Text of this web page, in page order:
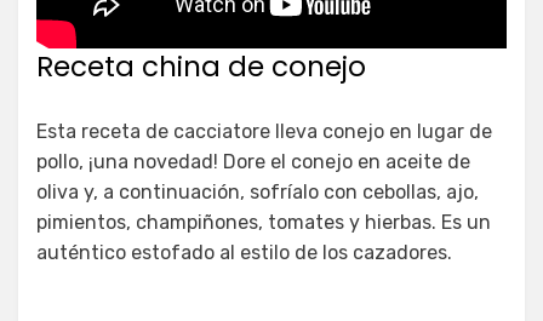
Receta china de conejo
Esta receta de cacciatore lleva conejo en lugar de
pollo, ¡una novedad! Dore el conejo en aceite de
oliva y, a continuación, sofríalo con cebollas, ajo,
pimientos, champiñones, tomates y hierbas. Es un
auténtico estofado al estilo de los cazadores.